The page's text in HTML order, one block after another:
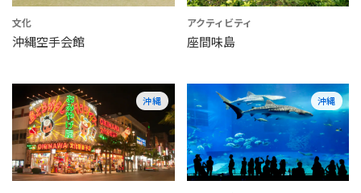
文化
沖縄空手会館
アクティビティ
座間味島
沖縄 沖縄